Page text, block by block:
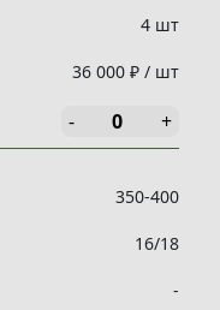
4 шт
36 000 ₽ / шт
- +
350-400
16/18
-